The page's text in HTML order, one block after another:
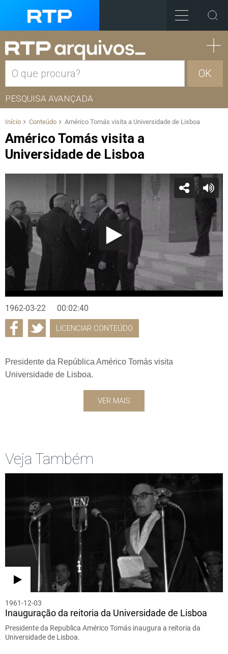
OK
PESQUISA AVANÇADA
Início Conteúdo Américo Tomás visita a Universidade de Lisboa
Américo Tomás visita a
Universidade de Lisboa
1962-03-22 00:02:40
LICENCIAR CONTEÚDO
Presidente da República Américo Tomás visita
Universidade de Lisboa.
VER MAIS
Veja Também
1961-12-03
Inauguração da reitoria da Universidade de Lisboa
Presidente da Republica Américo Tomás inaugura a reitoria da
Universidade de Lisboa.